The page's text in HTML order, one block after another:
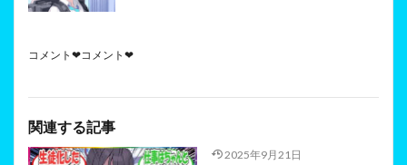
コメント❤コメント❤
関連する記事
2025年9月21日